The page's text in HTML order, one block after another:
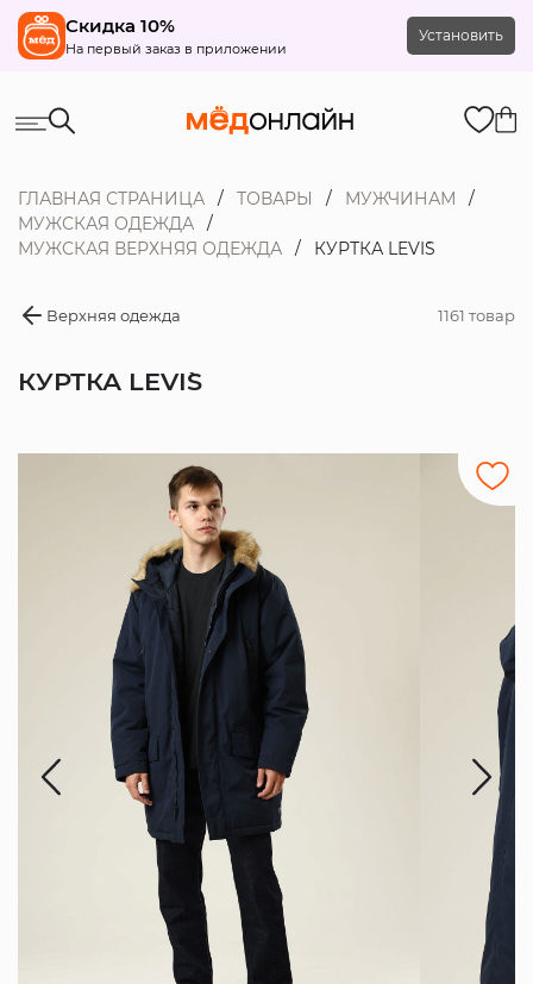
Скидка 10%
На первый заказ в приложении
Установить
ГЛАВНАЯ СТРАНИЦА ТОВАРЫ
МУЖЧИНАМ
МУЖСКАЯ ОДЕЖДА
МУЖСКАЯ ВЕРХНЯЯ ОДЕЖДА
КУРТКА LEVI`S
Верхняя одежда 1161 товар
КУРТКА LEVI`S